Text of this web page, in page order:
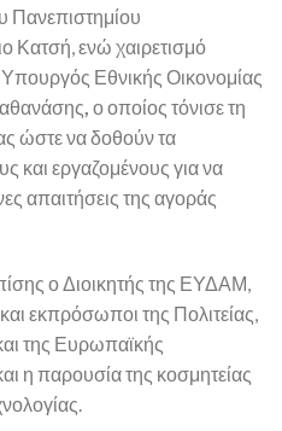
Πανεπιστημίου
Κατσή, ενώ χαιρετισμό
Εθνικής Οικονομίας
, ο οποίος τόνισε τη
ώστε να δοθούν τα
και εργαζομένους για να
απαιτήσεις της αγοράς
ο Διοικητής της ΕΥΔΑΜ,
εκπρόσωποι της Πολιτείας,
της Ευρωπαϊκής
η παρουσία της κοσμητείας